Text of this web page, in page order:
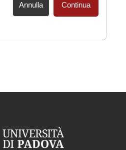
Annulla Continua